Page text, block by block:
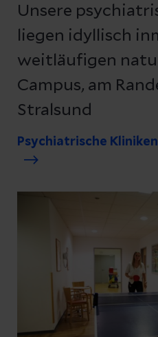
Unsere
liegen idyllisch
weitläufigen
Campus, am
Stralsund
Psychiatrische